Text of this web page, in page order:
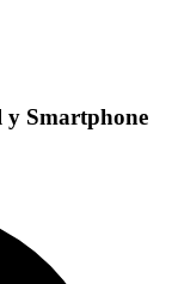
y Smartphone